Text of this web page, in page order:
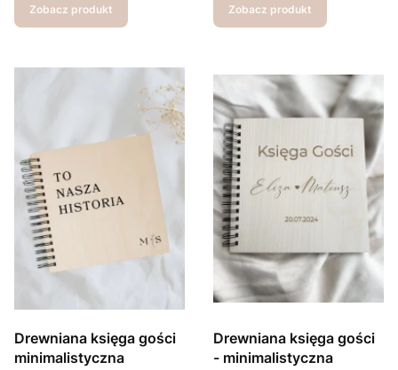
Zobacz produkt Zobacz produkt
Drewniana księga gości
minimalistyczna
Drewniana księga gości
- minimalistyczna